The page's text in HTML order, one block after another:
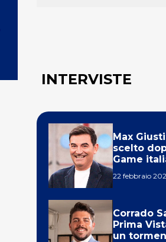
INTERVISTE
Max
scelto
Game
22 febbraio
Corrado
Prima
un